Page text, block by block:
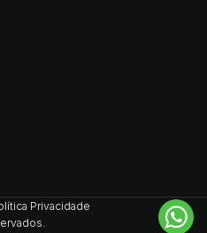
Privacidade